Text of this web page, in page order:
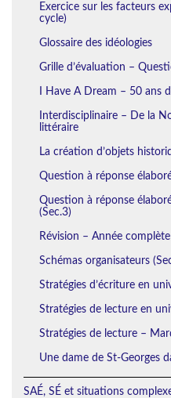
Exercice sur les facteurs
cycle)
Glossaire des idéologies
Grille d’évaluation –
I Have A Dream – 50 ans
Interdisciplinaire – De la
littéraire
La création d’objets
Question à réponse
Question à réponse
(Sec.3)
Révision – Année complète
Schémas organisateurs
Stratégies d’écriture en
Stratégies de lecture en
Stratégies de lecture –
Une dame de St-Georges
SAÉ, SÉ et situations